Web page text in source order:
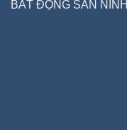
BẤT ĐỘNG SẢN